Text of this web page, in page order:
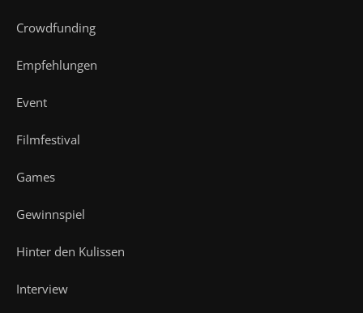
Crowdfunding
Empfehlungen
Event
Filmfestival
Games
Gewinnspiel
Hinter den Kulissen
Interview